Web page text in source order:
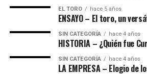
EL TORO hace 5 años
ENSAYO – El toro, un
SIN CATEGORÍA hace 4 años
HISTORIA – ¿Quién fue
SIN CATEGORÍA hace 4 años
LA EMPRESA – Elogio de